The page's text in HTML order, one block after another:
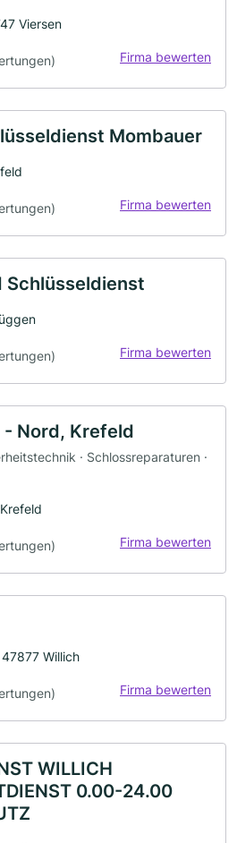
Viersen
Firma bewerten
Mombauer
Firma bewerten
Schlüsseldienst
Firma bewerten
Nord, Krefeld
· Schlossreparaturen ·
Firma bewerten
Willich
Firma bewerten
WILLICH
0.00-24.00